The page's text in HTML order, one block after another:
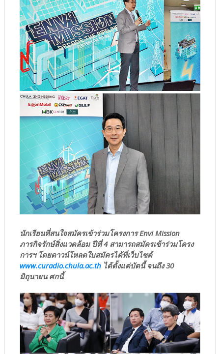
นักเรียนที่สนใจสมัครเข้าร่วมโครงการ Envi Mission
ภารกิจรักษ์สิ่งแวดล้อม ปีที่ 4 สามารถสมัครเข้าร่วมโครง
การฯ โดยดาวน์โหลดใบสมัครได้ที่เว็บไซต์
www.curadio.chula.ac.thได้ตั้งแต่บัดนี้ จนถึง 30
มิถุนายน ศกนี้